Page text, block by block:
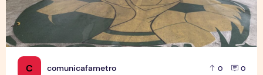
C comunicafametro 0 0